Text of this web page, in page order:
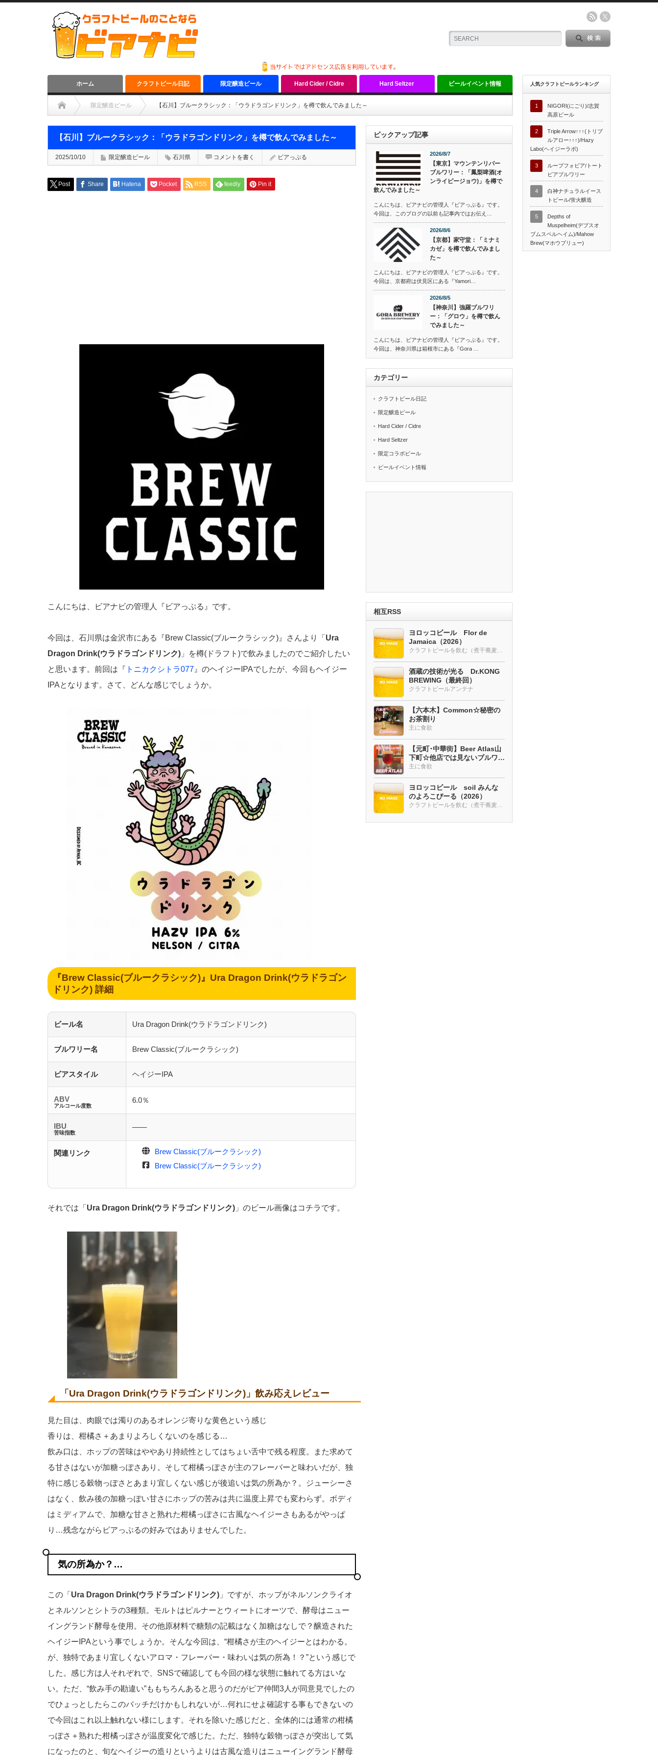
ホーム クラフトビール日記 限定醸造ビール Hard Cider / Cidre Hard Seltzer ビールイベント情報
限定醸造ビール 【石川】ブルークラシック：「ウラドラゴンドリンク」を樽で飲んでみました～
【石川】ブルークラシック：「ウラドラゴンドリンク」を樽で飲んでみました～
2025/10/10 限定醸造ビール 石川県 コメントを書く ビアっぷる
Post Share Hatena Pocket RSS feedly Pin it
こんにちは、ビアナビの管理人『ビアっぷる』です。
今回は、石川県は金沢市にある『Brew Classic(ブルークラシック)』さんより「 Ura
Dragon Drink(ウラドラゴンドリンク) 」を樽(ドラフト)で飲みましたのでご紹介したい
と思います。前回は『 トニカクシトラ077 』のヘイジーIPAでしたが、今回もヘイジー
IPAとなります。さて、どんな感じでしょうか。
『Brew Classic(ブルークラシック)』Ura Dragon Drink(ウラドラゴン
ドリンク) 詳細
ビール名 Ura Dragon Drink(ウラドラゴンドリンク)
ブルワリー名 Brew Classic(ブルークラシック)
ビアスタイル ヘイジーIPA
ABV
アルコール度数
6.0％
IBU
苦味指数
――
関連リンク
Brew Classic(ブルークラシック)
Brew Classic(ブルークラシック)
それでは「 Ura Dragon Drink(ウラドラゴンドリンク) 」のビール画像はコチラです。
「Ura Dragon Drink(ウラドラゴンドリンク)」飲み応えレビュー
見た目は、肉眼では濁りのあるオレンジ寄りな黄色という感じ
香りは、柑橘さ＋あまりよろしくないのを感じる…
飲み口は、ホップの苦味はややあり持続性としてはちょい舌中で残る程度。また求めて
る甘さはないが加糖っぽさあり。そして柑橘っぽさが主のフレーバーと味わいだが、独
特に感じる穀物っぽさとあまり宜しくない感じが後追いは気の所為か？。ジューシーさ
はなく、飲み後の加糖っぽい甘さにホップの苦みは共に温度上昇でも変わらず。ボディ
はミディアムで、加糖な甘さと熟れた柑橘っぽさに古風なヘイジーさもあるがやっぱ
り…残念ながらビアっぷるの好みではありませんでした。
気の所為か？…
この「 Ura Dragon Drink(ウラドラゴンドリンク) 」ですが、ホップがネルソンクライオ
とネルソンとシトラの3種類。モルトはピルナーとウィートにオーツで、酵母はニュー
イングランド酵母を使用。その他原材料で糖類の記載はなく加糖はなしで？醸造された
ヘイジーIPAという事でしょうか。そんな今回は、“柑橘さが主のヘイジーとはわかる。
が、独特であまり宜しくないアロマ・フレーバー・味わいは気の所為！？”という感じで
した。感じ方は人それぞれで、SNSで確認しても今回の様な状態に触れてる方はいな
い。ただ、“飲み手の勘違い”ももちろんあると思うのだがビア仲間3人が同意見でしたの
でひょっとしたらこのバッチだけかもしれないが…何れにせよ確認する事もできないの
で今回はこれ以上触れない様にします。それを除いた感じだと、全体的には通常の柑橘
っぽさ＋熟れた柑橘っぽさが温度変化で感じた。ただ、独特な穀物っぽさが突出して気
になったのと、旬なヘイジーの造りというよりは古風な造りはニューイングランド酵母
ピックアップ記事
2026/8/7
【東京】マウンテンリバー
ブルワリー：「鳳梨啤酒(オ
ンライピージョウ)」を樽で
飲んでみました～
こんにちは、ビアナビの管理人『ビアっぷる』です。
今回は、このブログの以前も記事内ではお伝え…
2026/8/6
【京都】家守堂：「ミナミ
カゼ」を樽で飲んでみまし
た～
こんにちは、ビアナビの管理人『ビアっぷる』です。
今回は、京都府は伏見区にある『Yamori…
2026/8/5
【神奈川】強羅ブルワリ
ー：「グロウ」を樽で飲ん
でみました～
こんにちは、ビアナビの管理人『ビアっぷる』です。
今回は、神奈川県は箱根市にある『Gora …
カテゴリー
クラフトビール日記
限定醸造ビール
Hard Cider / Cidre
Hard Seltzer
限定コラボビール
ビールイベント情報
相互RSS
ヨロッコビール Flor de
Jamaica（2026）
クラフトビールを飲む（煮干蕎麦も・・・）
酒蔵の技術が光る Dr.KONG
BREWING（最終回）
クラフトビールアンテナ
【六本木】Common☆秘密の
お茶割り
主に食欲
【元町･中華街】Beer Atlas山
下町☆他店では見ないブルワリ
ー多め
主に食欲
ヨロッコビール soil みんな
のよろこびーる（2026）
クラフトビールを飲む（煮干蕎麦も・・・）
人気クラフトビールランキング
1
NIGORI(にごり)/志賀
高原ビール
2
Triple Arrow↑↑↑(トリプ
ルアロー↑↑↑)/Hazy
Labo(ヘイジーラボ)
3
ループフォビア/トート
ピアブルワリー
4
白神ナチュラルイース
トビール/蛍火醸造
5
Depths of
Muspelheim(デプスオ
ブムスペルヘイム)/Mahow
Brew(マホウブリュー)